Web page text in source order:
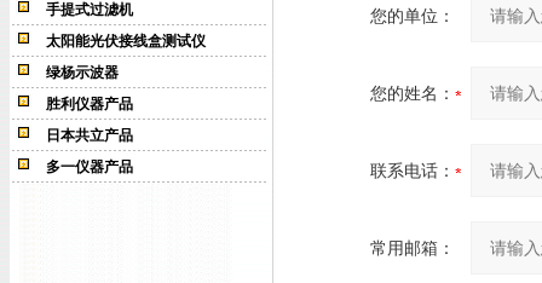
手提式过滤机
太阳能光伏接线盒测试仪
绿杨示波器
胜利仪器产品
日本共立产品
多一仪器产品
您的单位：
您的姓名：
联系电话：
常用邮箱：